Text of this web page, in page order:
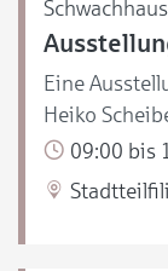
Eine
Heiko
09:00 bis